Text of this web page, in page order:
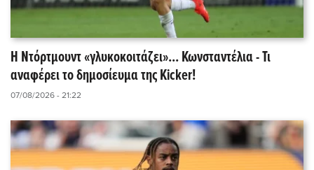
Η Ντόρτμουντ «γλυκοκοιτάζει»... Κωνσταντέλια - Τι
αναφέρει το δημοσίευμα της Kicker!
07/08/2026 - 21:22